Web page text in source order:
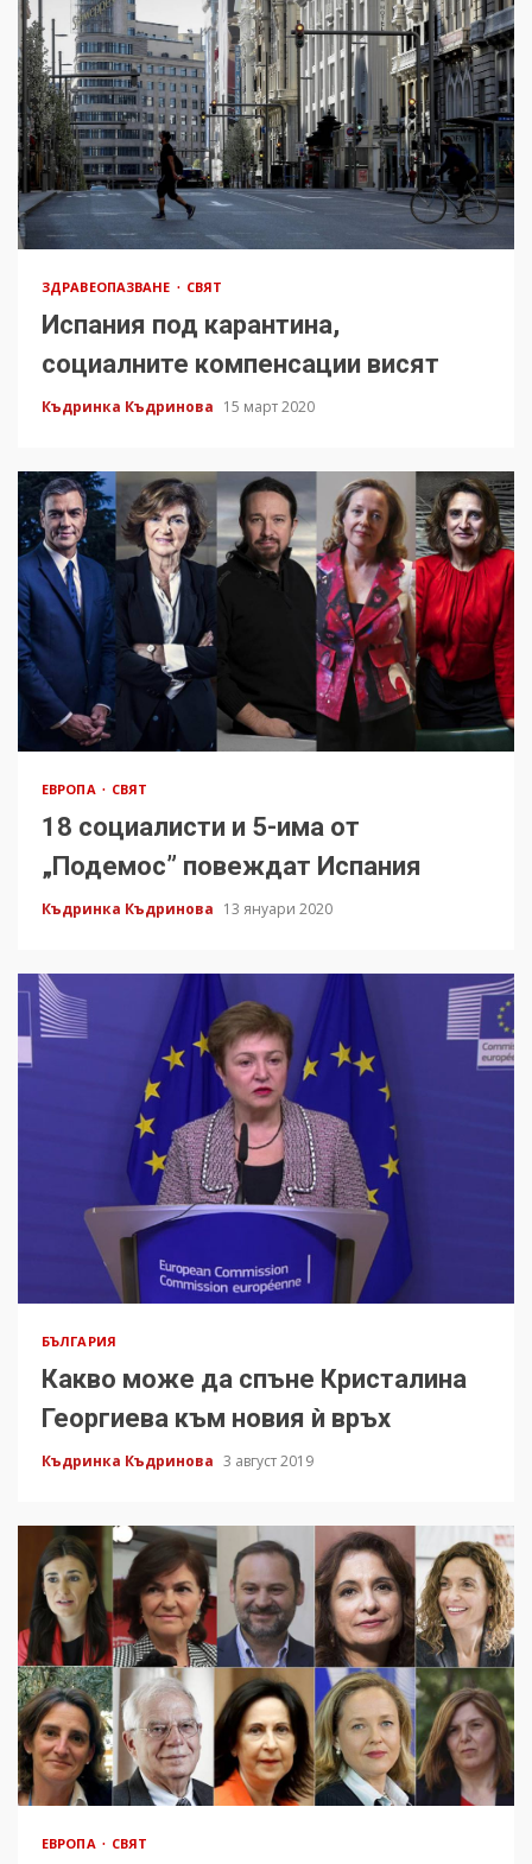
ЗДРАВЕОПАЗВАНЕ СВЯТ
Испания под карантина,
социалните компенсации висят
Къдринка Къдринова 15 март 2020
ЕВРОПА СВЯТ
18 социалисти и 5-има от
„Подемос” повеждат Испания
Къдринка Къдринова 13 януари 2020
БЪЛГАРИЯ
Какво може да спъне Кристалина
Георгиева към новия ѝ връх
Къдринка Къдринова 3 август 2019
ЕВРОПА СВЯТ